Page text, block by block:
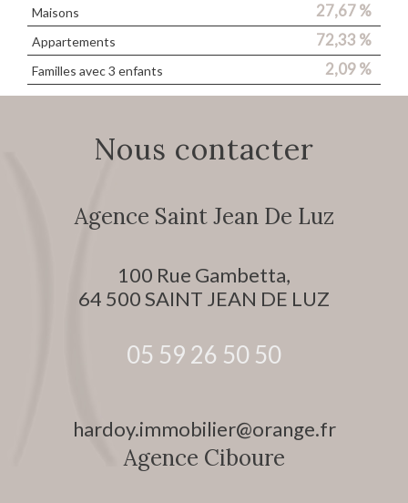
Maisons 27,67 %
Appartements 72,33 %
Familles avec 3 enfants 2,09 %
Nous contacter
Agence Saint Jean De Luz
100 Rue Gambetta,
64 500SAINT JEAN DE LUZ
05 59 26 50 50
Agence Ciboure
hardoy.immobilier@orange.fr